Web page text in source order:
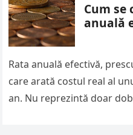
Cum se
anuală
Rata anuală efectivă,
care arată costul real al
an. Nu reprezintă doar